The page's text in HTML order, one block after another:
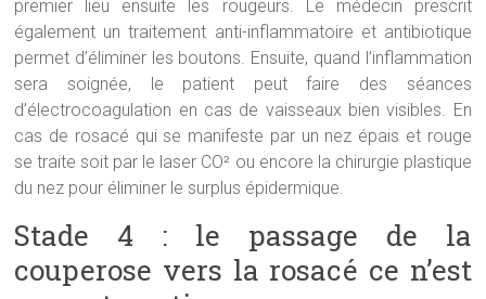
premier lieu ensuite les rougeurs. Le médecin prescrit
également un traitement anti-inflammatoire et antibiotique
permet d’éliminer les boutons. Ensuite, quand l’inflammation
sera soignée, le patient peut faire des séances
d’électrocoagulation en cas de vaisseaux bien visibles. En
cas de rosacé qui se manifeste par un nez épais et rouge
se traite soit par le laser CO² ou encore la chirurgie plastique
du nez pour éliminer le surplus épidermique.
Stade 4 : le passage de la
couperose vers la rosacé ce n’est